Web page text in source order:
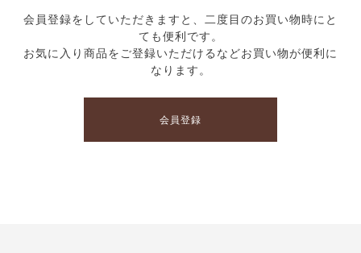
会員登録をしていただきますと、二度目のお買い物時にと
ても便利です。
お気に入り商品をご登録いただけるなどお買い物が便利に
なります。
会員登録